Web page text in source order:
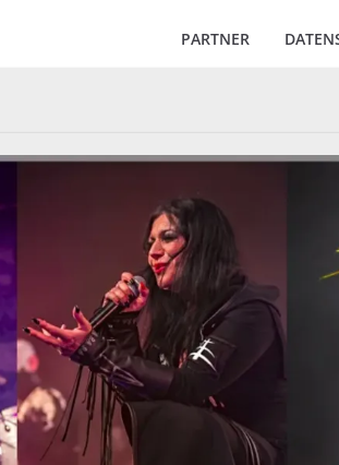
PARTNER